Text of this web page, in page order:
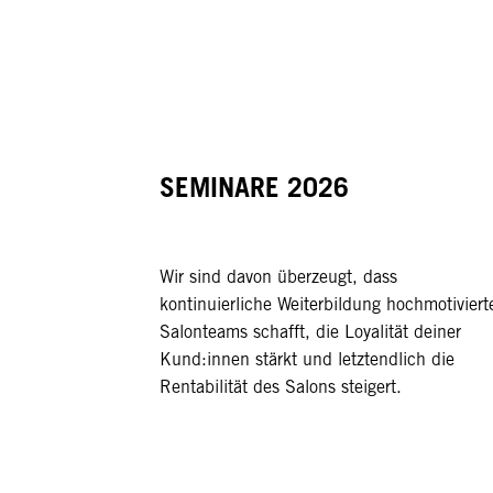
SEMINARE 2026
Wir sind davon überzeugt, dass
kontinuierliche Weiterbildung
Salonteams schafft, die Loyalität deiner
Kund:innen stärkt und letztendlich die
Rentabilität des Salons steigert.